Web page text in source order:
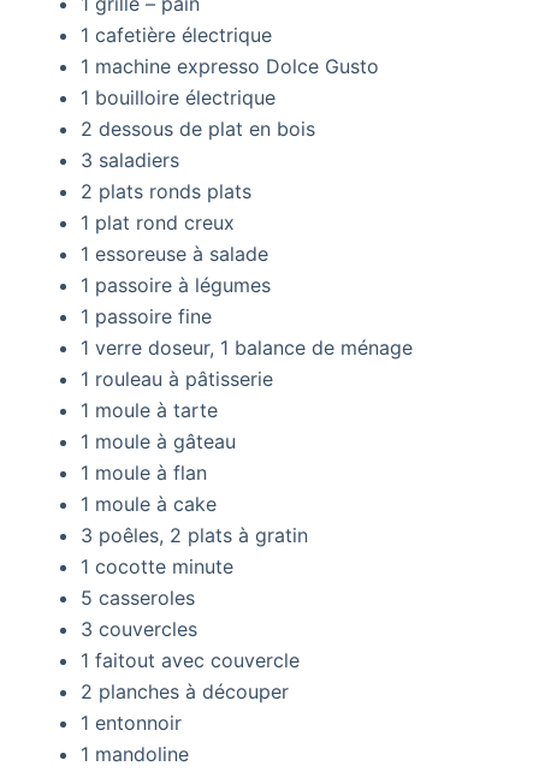
1 cafetière électrique
1 machine expresso Dolce Gusto
1 bouilloire électrique
2 dessous de plat en bois
3 saladiers
2 plats ronds plats
1 plat rond creux
1 essoreuse à salade
1 passoire à légumes
1 passoire fine
1 verre doseur, 1 balance de ménage
1 rouleau à pâtisserie
1 moule à tarte
1 moule à gâteau
1 moule à flan
1 moule à cake
3 poêles, 2 plats à gratin
1 cocotte minute
5 casseroles
3 couvercles
1 faitout avec couvercle
2 planches à découper
1 entonnoir
1 mandoline